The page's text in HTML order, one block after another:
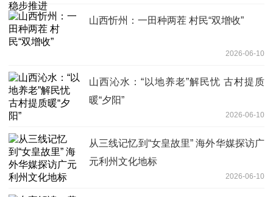
山西忻州：一田种两茬 村民“双增收”
2026-06-10
山西沁水：“以地养老”解民忧 古村提质
暖“夕阳”
2026-06-10
从三线记忆到“女皇故里” 海外华媒探访广
元利州文化地标
2026-06-10